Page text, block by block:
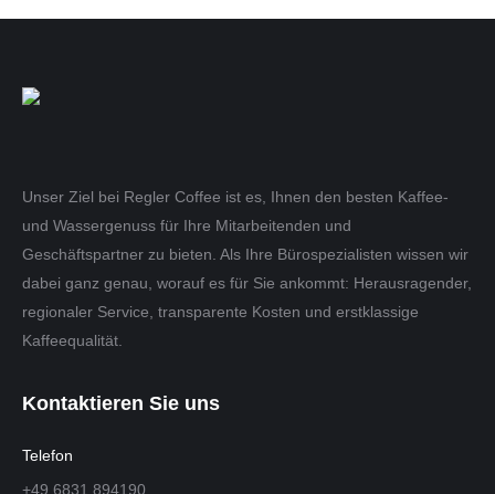
Unser Ziel bei Regler Coffee ist es, Ihnen den besten Kaffee-
und Wassergenuss für Ihre Mitarbeitenden und
Geschäftspartner zu bieten. Als Ihre Bürospezialisten wissen wir
dabei ganz genau, worauf es für Sie ankommt: Herausragender,
regionaler Service, transparente Kosten und erstklassige
Kaffeequalität.
Kontaktieren Sie uns
Telefon
+49 6831 894190